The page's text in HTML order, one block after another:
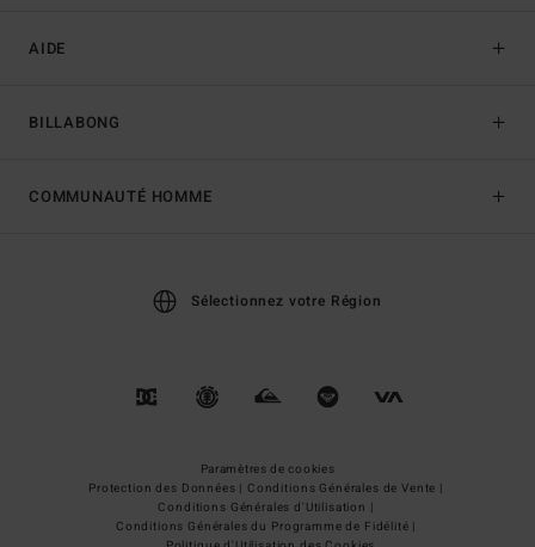
AIDE
BILLABONG
COMMUNAUTÉ HOMME
Sélectionnez votre Région
Paramètres de cookies
Protection des Données | Conditions Générales de Vente |
Conditions Générales d'Utilisation |
Conditions Générales du Programme de Fidélité |